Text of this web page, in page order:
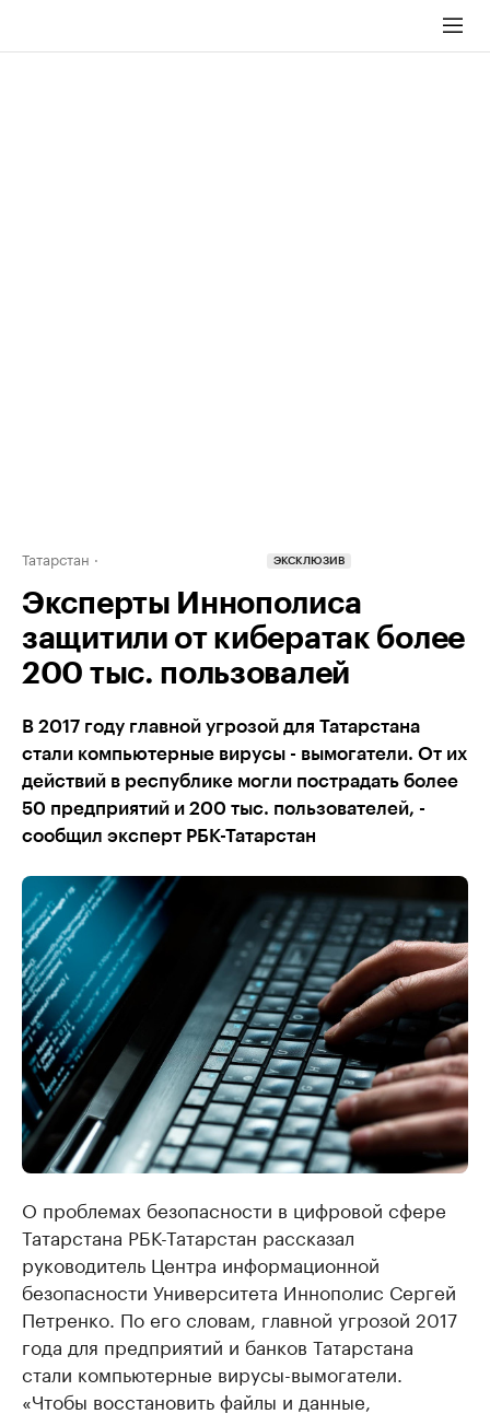
Татарстан ЭКСКЛЮЗИВ
Эксперты Иннополиса
защитили от кибератак более
200 тыс. пользовалей
В 2017 году главной угрозой для Татарстана
стали компьютерные вирусы - вымогатели. От их
действий в республике могли пострадать более
50 предприятий и 200 тыс. пользователей, -
сообщил эксперт РБК-Татарстан
О проблемах безопасности в цифровой сфере
Татарстана РБК-Татарстан рассказал
руководитель Центра информационной
безопасности Университета Иннополис Сергей
Петренко. По его словам, главной угрозой 2017
года для предприятий и банков Татарстана
стали компьютерные вирусы-вымогатели.
«Чтобы восстановить файлы и данные,